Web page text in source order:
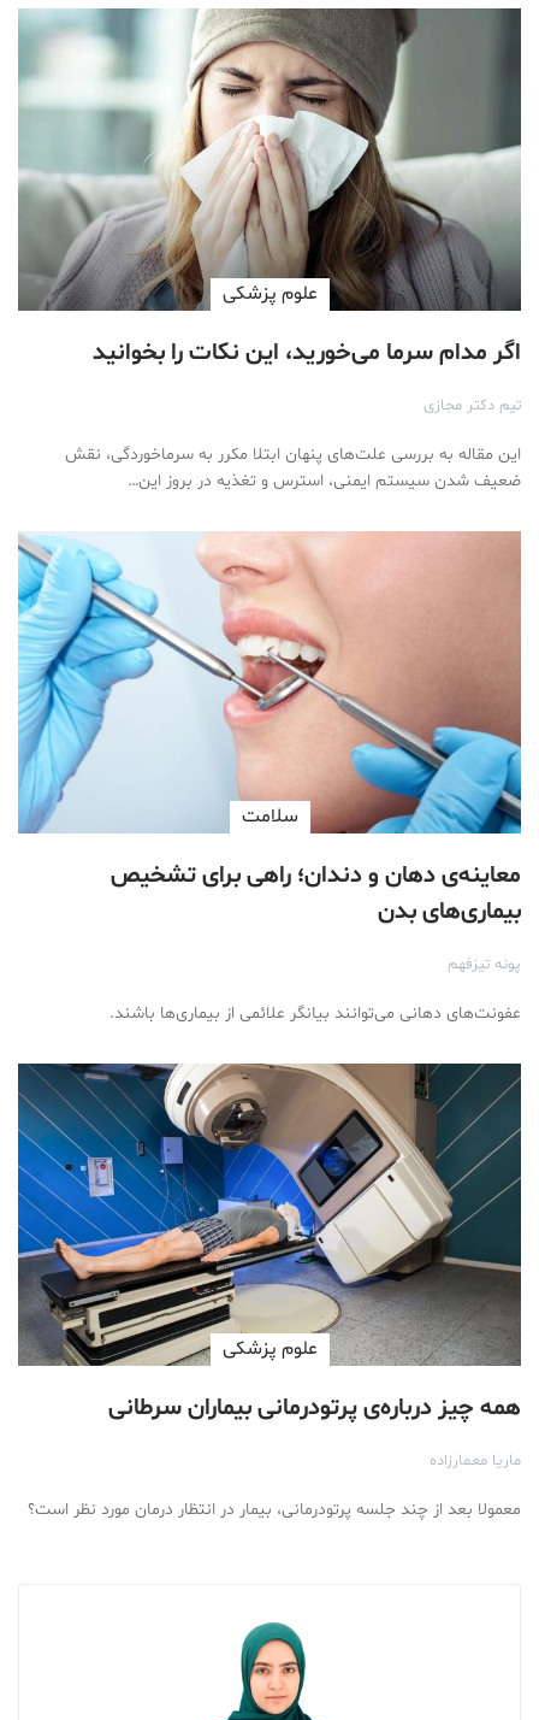
علوم پزشكی
اگر مدام سرما می‌خورید، این نکات را بخوانید
تیم دکتر مجازی
این مقاله به بررسی علت‌های پنهان ابتلا مکرر به سرماخوردگی، نقش
ضعیف شدن سیستم ایمنی، استرس و تغذیه در بروز این…
سلامت
معاینه‌ی دهان و دندان؛ راهی برای تشخیص
بیماری‌های بدن
پونه تیزفهم
عفونت‌های دهانی می‌توانند بیانگر علائمی از بیماری‌ها باشند.
علوم پزشكی
همه چیز درباره‌ی پرتودرمانی بیماران سرطانی
ماریا معمارزاده
معمولا بعد از چند جلسه پرتودرمانی، بیمار در انتظار درمان مورد نظر است؟